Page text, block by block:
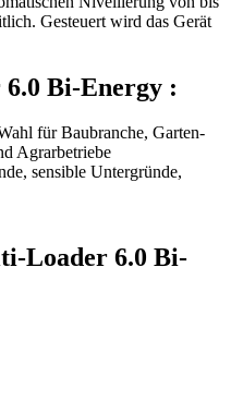
Gesteuert wird das Gerät
Bi-Energy :
für Baubranche, Garten-
Agrarbetriebe
sensible Untergründe,
Loader 6.0 Bi-